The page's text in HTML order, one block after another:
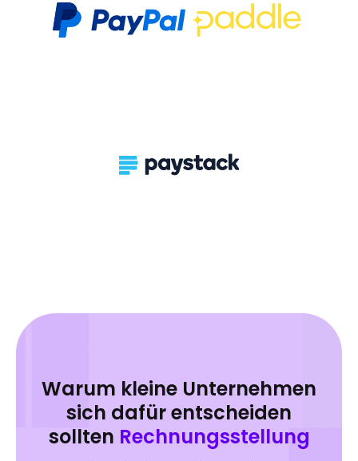
Warum kleine Unternehmen
sich dafür entscheiden
sollten Rechnungsstellung